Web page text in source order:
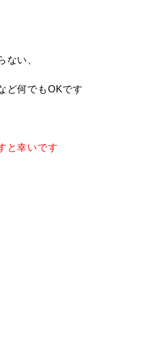
ない、
ど何でもOKです
と幸いです